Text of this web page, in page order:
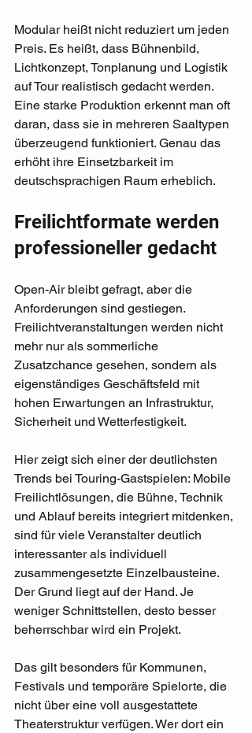
Modular heißt nicht reduziert um jeden
Preis. Es heißt, dass Bühnenbild,
Lichtkonzept, Tonplanung und Logistik
auf Tour realistisch gedacht werden.
Eine starke Produktion erkennt man oft
daran, dass sie in mehreren Saaltypen
überzeugend funktioniert. Genau das
erhöht ihre Einsetzbarkeit im
deutschsprachigen Raum erheblich.
Freilichtformate werden
professioneller gedacht
Open-Air bleibt gefragt, aber die
Anforderungen sind gestiegen.
Freilichtveranstaltungen werden nicht
mehr nur als sommerliche
Zusatzchance gesehen, sondern als
eigenständiges Geschäftsfeld mit
hohen Erwartungen an Infrastruktur,
Sicherheit und Wetterfestigkeit.
Hier zeigt sich einer der deutlichsten
Trends bei Touring-Gastspielen: Mobile
Freilichtlösungen, die Bühne, Technik
und Ablauf bereits integriert mitdenken,
sind für viele Veranstalter deutlich
interessanter als individuell
zusammengesetzte Einzelbausteine.
Der Grund liegt auf der Hand. Je
weniger Schnittstellen, desto besser
beherrschbar wird ein Projekt.
Das gilt besonders für Kommunen,
Festivals und temporäre Spielorte, die
nicht über eine voll ausgestattete
Theaterstruktur verfügen. Wer dort ein